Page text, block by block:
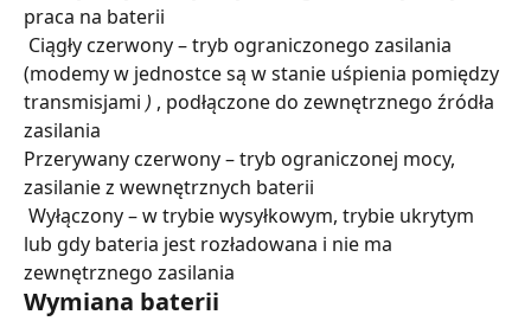
praca na baterii
(modemy w jednostce są w stanie uśpienia pomiędzy
transmisjami ) , podłączone do zewnętrznego źródła
zasilania
Przerywany czerwony – tryb ograniczonej mocy,
zasilanie z wewnętrznych baterii
lub gdy bateria jest rozładowana i nie ma
zewnętrznego zasilania
Wymiana baterii